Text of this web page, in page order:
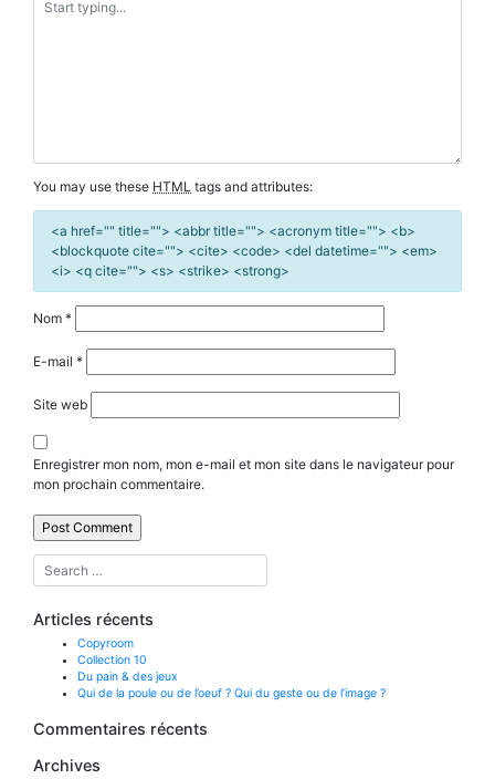
You may use these HTML tags and attributes:
<a href="" title=""> <abbr title=""> <acronym title=""> <b>
<blockquote cite=""> <cite> <code> <del datetime=""> <em>
<i> <q cite=""> <s> <strike> <strong>
Nom *
E-mail *
Site web
Enregistrer mon nom, mon e-mail et mon site dans le navigateur pour
mon prochain commentaire.
Articles récents
Copyroom
Collection 10
Du pain & des jeux
Qui de la poule ou de l’oeuf ? Qui du geste ou de l’image ?
Commentaires récents
Archives